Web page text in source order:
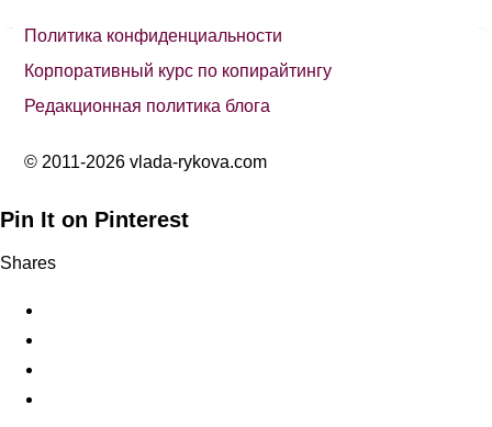
Политика конфиденциальности
Корпоративный курс по копирайтингу
Редакционная политика блога
© 2011-2026 vlada-rykova.com
Pin It on Pinterest
Shares